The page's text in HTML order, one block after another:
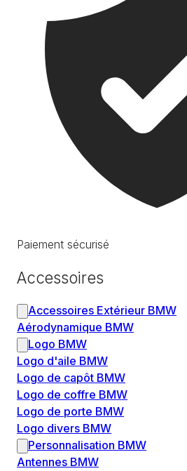
Paiement sécurisé
Accessoires
Accessoires Extérieur BMW
Aérodynamique BMW
Logo BMW
Logo d'aile BMW
Logo de capôt BMW
Logo de coffre BMW
Logo de porte BMW
Logo divers BMW
Personnalisation BMW
Antennes BMW